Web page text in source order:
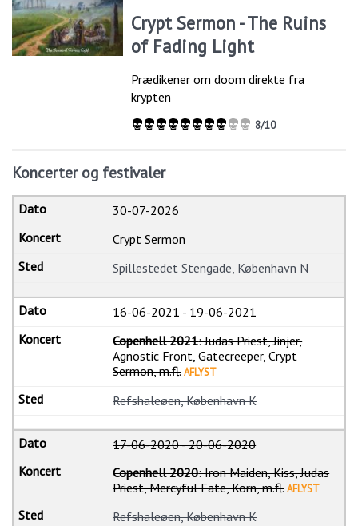
Crypt Sermon - The Ruins
of Fading Light
Prædikener om doom direkte fra
krypten
8/10
Koncerter og festivaler
30-07-2026
Crypt Sermon
Spillestedet Stengade, København N
16-06-2021-19-06-2021
Copenhell 2021: Judas Priest, Jinjer,
Agnostic Front, Gatecreeper, Crypt
Sermon, m.fl. AFLYST
Refshaleøen, København K
17-06-2020-20-06-2020
Copenhell 2020: Iron Maiden, Kiss, Judas
Priest, Mercyful Fate, Korn, m.fl. AFLYST
Refshaleøen, København K